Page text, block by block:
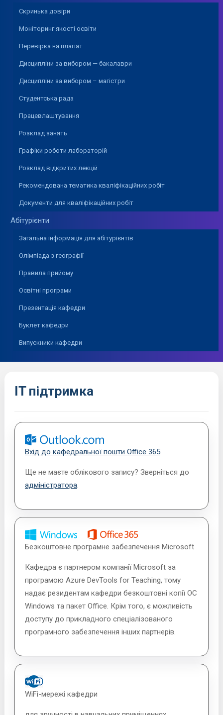
Скринька довіри
Моніторинг якості освіти
Перевірка на плагіат
Дисципліни за вибором — бакалаври
Дисципліни за вибором – магістри
Студентська рада
Працевлаштування
Розклад занять
Графіки роботи лабораторій
Розклад відкритих лекцій
Рекомендована тематика кваліфікаційних робіт
Документи для кваліфікаційних робіт
Абітурієнти
Загальна інформація для абітурієнтів
Олімпіада з географії
Правила прийому
Освітні програми
Презентація кафедри
Буклет кафедри
Випускники кафедри
IT підтримка
Вхід до кафедральної пошти Office 365
Ще не маєте облікового запису? Зверніться до
адміністратора.
Безкоштовне програмне забезпечення Microsoft
Кафедра є партнером компанії Microsoft за
програмою Azure DevTools for Teaching, тому
надає резидентам кафедри безкоштовні копії ОС
Windows та пакет Office. Крім того, є можливість
доступу до прикладного спеціалізованого
програмного забезпечення інших партнерів.
WiFi-мережі кафедри